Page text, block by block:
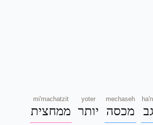
mechaseh
מכסה
yoter
יותר
mi'machatzit
ממחצית